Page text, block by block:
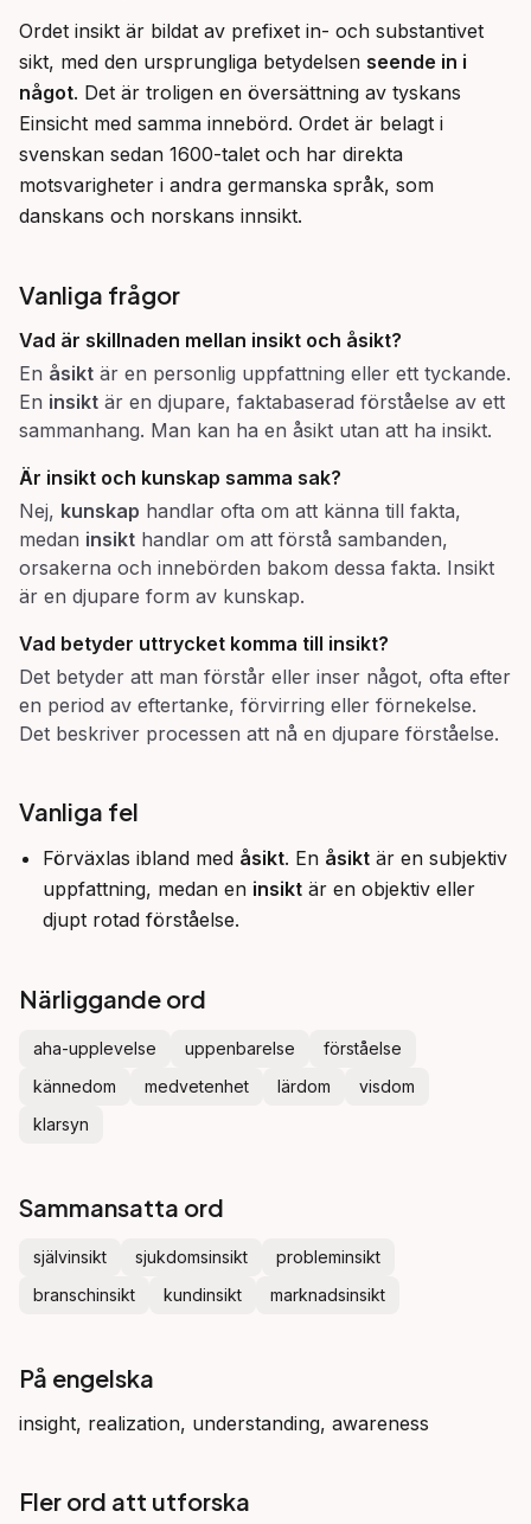
Ordet insikt är bildat av prefixet in- och substantivet
sikt, med den ursprungliga betydelsen seende in i
något. Det är troligen en översättning av tyskans
Einsicht med samma innebörd. Ordet är belagt i
svenskan sedan 1600-talet och har direkta
motsvarigheter i andra germanska språk, som
danskans och norskans innsikt.
Vanliga frågor
Vad är skillnaden mellan insikt och åsikt?
En åsikt är en personlig uppfattning eller ett tyckande.
En insikt är en djupare, faktabaserad förståelse av ett
sammanhang. Man kan ha en åsikt utan att ha insikt.
Är insikt och kunskap samma sak?
Nej, kunskap handlar ofta om att känna till fakta,
medan insikt handlar om att förstå sambanden,
orsakerna och innebörden bakom dessa fakta. Insikt
är en djupare form av kunskap.
Vad betyder uttrycket komma till insikt?
Det betyder att man förstår eller inser något, ofta efter
en period av eftertanke, förvirring eller förnekelse.
Det beskriver processen att nå en djupare förståelse.
Vanliga fel
Förväxlas ibland med åsikt. En åsikt är en subjektiv
uppfattning, medan en insikt är en objektiv eller
djupt rotad förståelse.
Närliggande ord
aha-upplevelse uppenbarelse
förståelse
kännedom
medvetenhet lärdom
visdom
klarsyn
Sammansatta ord
självinsikt sjukdomsinsikt
probleminsikt
branschinsikt
kundinsikt marknadsinsikt
På engelska
insight, realization, understanding, awareness
Fler ord att utforska